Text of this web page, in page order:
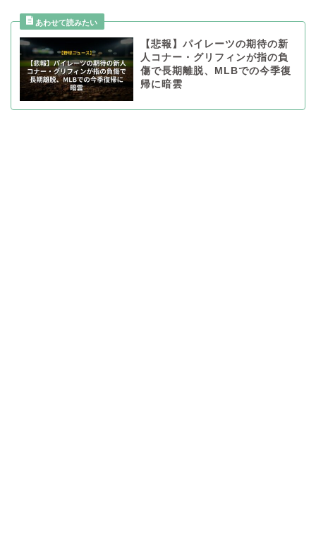
【悲報】パイレーツの期待の新
人コナー・グリフィンが指の負
傷で長期離脱、MLBでの今季復
帰に暗雲